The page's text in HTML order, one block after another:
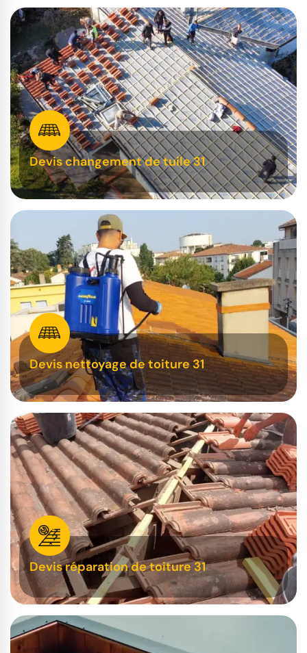
Devis changement de tuile 31
Devis nettoyage de toiture 31
Devis réparation de toiture 31